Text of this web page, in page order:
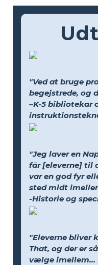
"Ved at bruge
begejstrede, og
–K-5 bibliotekar
"Jeg laver en
får [eleverne] til
var en god fyr
sted midt
-Historie og
"Eleverne bliver
That, og der er
vælge imellem...